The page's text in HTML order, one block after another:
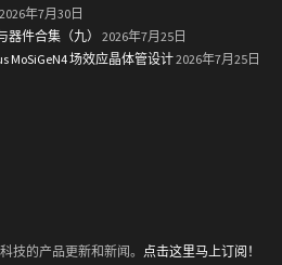
2026年7月30日
器件合集（九）
2026年7月25日
MoSiGeN4 场效应晶体管设计2026年7月25日
技的产品更新和新闻。 点击这里马上订阅！